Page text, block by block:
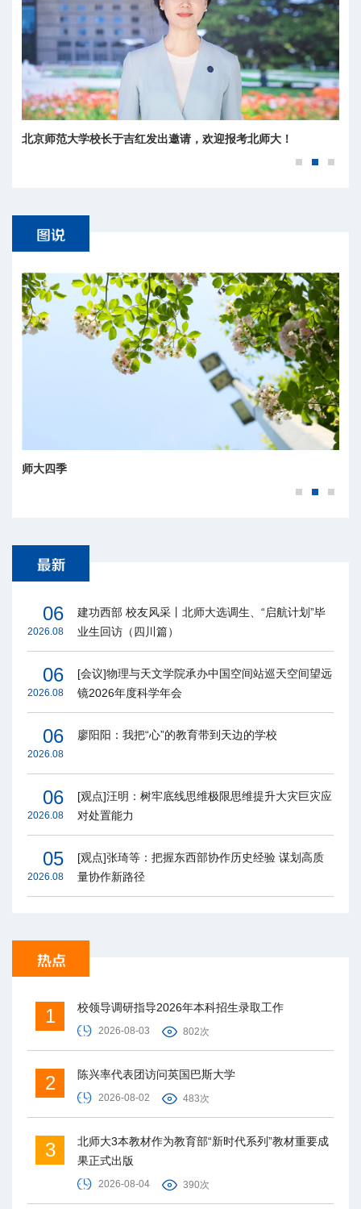
北京师范大学校长于吉红发出邀请，欢迎报考北师大！
师大四季
06
2026.08
建功西部 校友风采丨北师大选调生、“启航计划”毕
业生回访（四川篇）
06
2026.08
[会议]物理与天文学院承办中国空间站巡天空间望远
镜2026年度科学年会
06
2026.08
廖阳阳：我把“心”的教育带到天边的学校
06
2026.08
[观点]汪明：树牢底线思维极限思维提升大灾巨灾应
对处置能力
05
2026.08
[观点]张琦等：把握东西部协作历史经验 谋划高质
量协作新路径
1 校领导调研指导2026年本科招生录取工作
2026-08-03 802次
2 陈兴率代表团访问英国巴斯大学
2026-08-02 483次
3
北师大3本教材作为教育部“新时代系列”教材重要成
果正式出版
2026-08-04 390次